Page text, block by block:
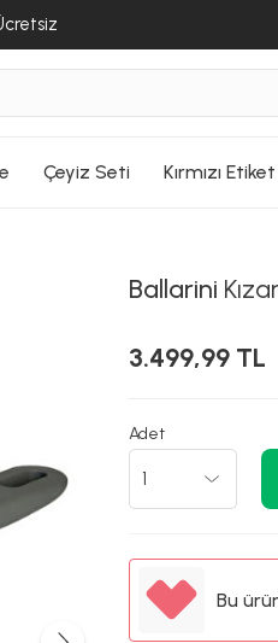
Çeyiz Seti Kırmızı Etiket
Ballarini
3.499,99 TL
Adet
Bu